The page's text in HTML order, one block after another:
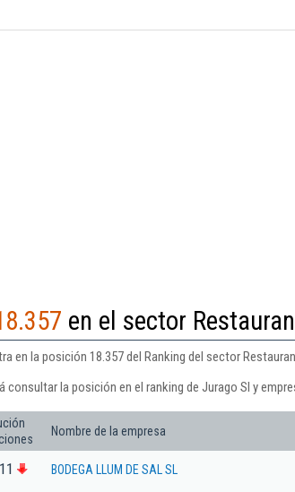
en el sector
en la posición 18.357 del Ranking del sector
consultar la posición en el ranking de Jurago Sl y
Nombre de la empresa
BODEGA LLUM DE SAL SL